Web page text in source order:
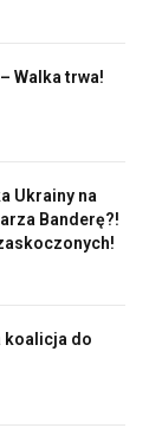
Walka trwa!
Ukrainy na
Banderę?!
koalicja do